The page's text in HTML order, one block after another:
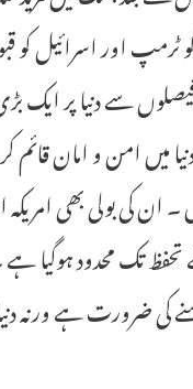
ٹرمپ اور اسرائیل
سے دنیا پر
میں امن و امان
ان کی بولی بھی
تک محدود ہوگیا ہے
کی ضرورت ہے ورنہ